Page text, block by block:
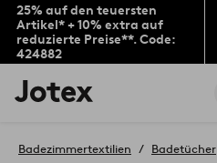
25% auf den teuersten
Artikel* + 10% extra auf
reduzierte Preise**. Code:
424882
Jotex-
Logo
Startseite
Badezimmertextilien Badetücher